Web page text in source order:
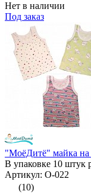
Нет в наличии
Под заказ
"МоёДитё" майка
В упаковке 10 штук
Артикул: О-022
(10)